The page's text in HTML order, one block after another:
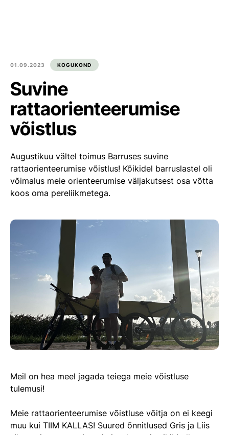
Meist
Kultuur ja kogukond
Blogi
Ümarpalgi ost
Liitu meiega
01.09.2023 KOGUKOND
Suvine
rattaorienteerumise
võistlus
Augustikuu vältel toimus Barruses suvine
rattaorienteerumise võistlus! Kõikidel barruslastel oli
võimalus meie orienteerumise väljakutsest osa võtta
koos oma pereliikmetega.
Meil on hea meel jagada teiega meie võistluse
tulemusi!
Meie rattaorienteerumise võistluse võitja on ei keegi
muu kui TIIM KALLAS! Suured õnnitlused Gris ja Liis